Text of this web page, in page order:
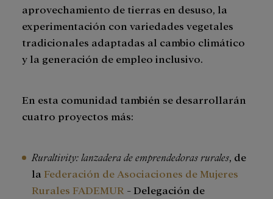
aprovechamiento de tierras en desuso, la
experimentación con variedades vegetales
tradicionales adaptadas al cambio climático
y la generación de empleo inclusivo.
En esta comunidad también se desarrollarán
cuatro proyectos más:
Ruraltivity: lanzadera de emprendedoras rurales , de
la Federación de Asociaciones de Mujeres
Rurales FADEMUR - Delegación de